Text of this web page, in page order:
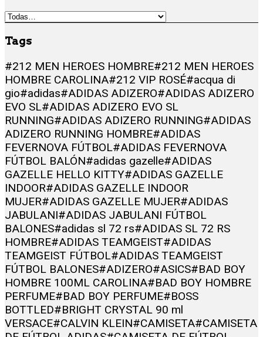
Tags
#212 MEN HEROES HOMBRE#212 MEN HEROES
HOMBRE CAROLINA#212 VIP ROSÉ#acqua di
gio#adidas#ADIDAS ADIZERO#ADIDAS ADIZERO
EVO SL#ADIDAS ADIZERO EVO SL
RUNNING#ADIDAS ADIZERO RUNNING#ADIDAS
ADIZERO RUNNING HOMBRE#ADIDAS
FEVERNOVA FÚTBOL#ADIDAS FEVERNOVA
FÚTBOL BALÓN#adidas gazelle#ADIDAS
GAZELLE HELLO KITTY#ADIDAS GAZELLE
INDOOR#ADIDAS GAZELLE INDOOR
MUJER#ADIDAS GAZELLE MUJER#ADIDAS
JABULANI#ADIDAS JABULANI FÚTBOL
BALONES#adidas sl 72 rs#ADIDAS SL 72 RS
HOMBRE#ADIDAS TEAMGEIST#ADIDAS
TEAMGEIST FÚTBOL#ADIDAS TEAMGEIST
FÚTBOL BALONES#ADIZERO#ASICS#BAD BOY
HOMBRE 100ML CAROLINA#BAD BOY HOMBRE
PERFUME#BAD BOY PERFUME#BOSS
BOTTLED#BRIGHT CRYSTAL 90 ml
VERSACE#CALVIN KLEIN#CAMISETA#CAMISETA